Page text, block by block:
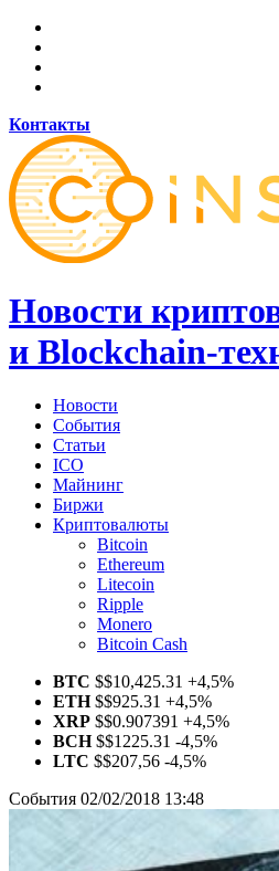
Контакты
Новости
и Blockchain-
Новости
События
Статьи
ICO
Майнинг
Биржи
Криптовалюты
Bitcoin
Ethereum
Litecoin
Ripple
Monero
Bitcoin Cash
BTC $$10,425.31 +4,5%
ETH$$925.31 +4,5%
XRP $$0.907391 +4,5%
BCH$$1225.31 -4,5%
LTC $$207,56 -4,5%
События 02/02/2018 13:48